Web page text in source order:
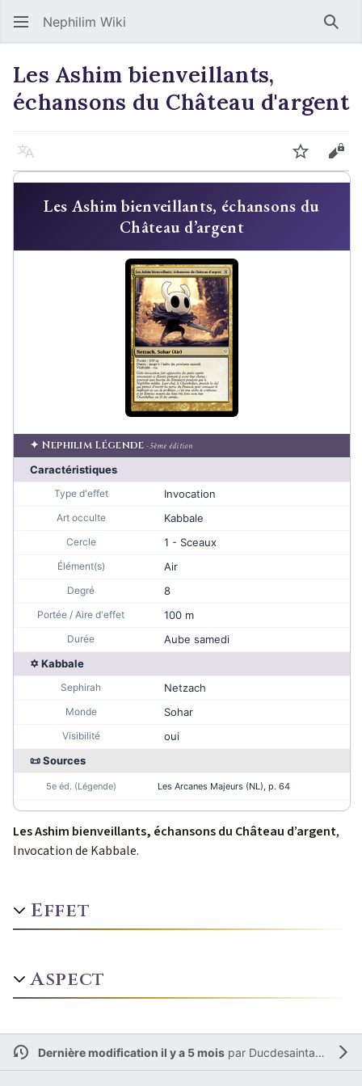
Nephilim Wiki
Les Ashim bienveillants,
échansons du Château d'argent
Langue Suivre
Les Ashim bienveillants, échansons du
Château d’argent
✦ Nephilim Légende · 5ème édition
Caractéristiques
Type d'effet Invocation
Art occulte Kabbale
Cercle 1 - Sceaux
Élément(s) Air
Degré 8
Portée / Aire d'effet 100 m
Durée
Aube samedi
✡ Kabbale
Sephirah Netzach
Monde Sohar
Visibilité
oui
📜 Sources
5e éd. (Légende) Les Arcanes Majeurs (NL), p. 64
Les Ashim bienveillants, échansons du Château d’argent,
Invocation de Kabbale.
Effet
Aspect
Dernière modification il y a 5 moispar Ducdesaintamand